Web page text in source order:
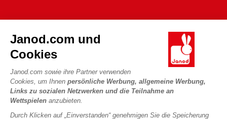
Janod.com und
Cookies
Janod.com sowie ihre Partner verwenden
Cookies, um Ihnen persönliche Werbung, allgemeine Werbung,
Links zu sozialen Netzwerken und die Teilnahme an
Wettspielen anzubieten.
Durch Klicken auf „Einverstanden“ genehmigen Sie die Speicherung
FAQ
Kontakt
Händler
Persönliche daten
Cookies
Die Geschichte
Unsere Expertise
CSR-Verpflichtungen
Was ist FSC®?
UNSERE LEISTUNGEN
Sicheres Bezahlen
Lieferbedingungen
PROFESSIONAL
Pressekontakte